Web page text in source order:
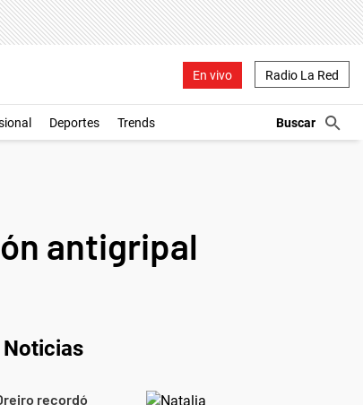
En vivo Radio La Red
Deportes Trends
antigripal
recordó